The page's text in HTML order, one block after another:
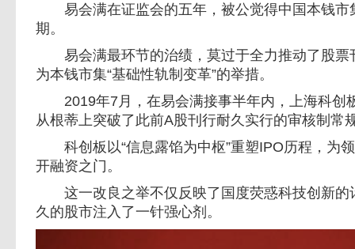
易会满在证监会的五年，被公觉得中国本钱市
期。
易会满最环节的治绩，莫过于全力推动了股票
为本钱市集“基础性轨制变革”的举措。
2019年7月，在易会满接事半年内，上海科创
从根蒂上突破了此前A股刊行耐久实行的审核制常
科创板以“信息露馅为中枢”重塑IPO历程，为
开融资之门。
这一改良之举不仅反映了国度荧惑科技创新的
久的股市注入了一针强心剂。